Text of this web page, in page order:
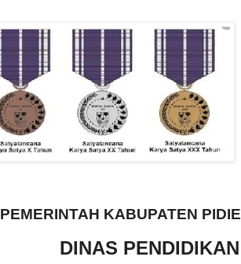
PEMERINTAH KABUPATEN PIDIE
DINAS PENDIDIKAN